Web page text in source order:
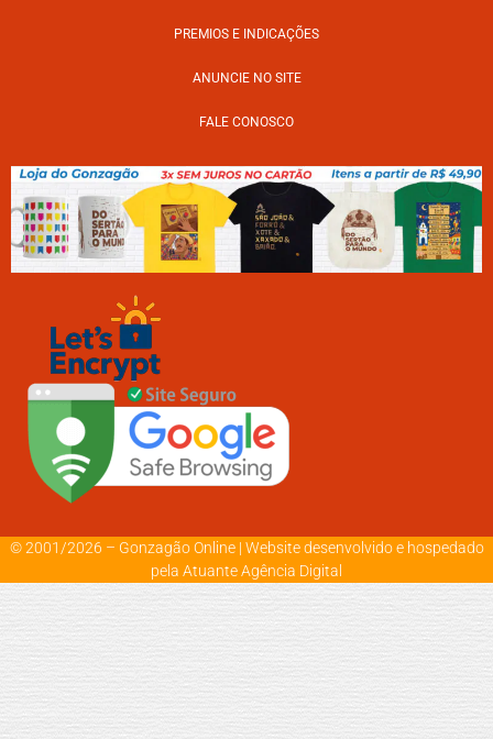
PREMIOS E INDICAÇÕES
ANUNCIE NO SITE
FALE CONOSCO
© 2001/2026 – Gonzagão Online | Website desenvolvido e hospedado
pela Atuante Agência Digital